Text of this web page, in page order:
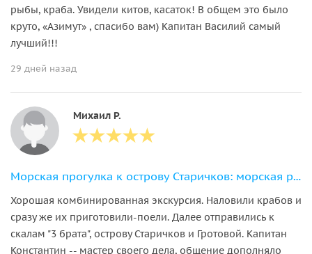
рыбы, краба. Увидели китов, касаток! В общем это было
круто, «Азимут» , спасибо вам) Капитан Василий самый
лучший!!!
29 дней назад
Михаил Р.
Морская прогулка к острову Старичков: морская рыбалка и крабовое сафари
Хорошая комбинированная экскурсия. Наловили крабов и
сразу же их приготовили-поели. Далее отправились к
скалам "3 брата", острову Старичков и Гротовой. Капитан
Константин -- мастер своего дела, общение дополняло